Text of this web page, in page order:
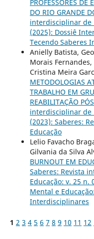
PROFESSORES DE
DO RIO GRANDE
interdisciplinar de
(2025): Dossiê
Tecendo Saberes
Anielly Batista,
Morais
Cristina Meira
METODOLOGIAS
TRABALHO EM
REABILITAÇÃO
interdisciplinar de
(2023): Saberes:
Educação
Lelio Favacho
Gilvania da Silva
BURNOUT EM
Saberes: Revista
Educação: v. 25 n.
Mental e
Interdisciplinares
1 2 3 4 5 6 7 8 9 10 11 12